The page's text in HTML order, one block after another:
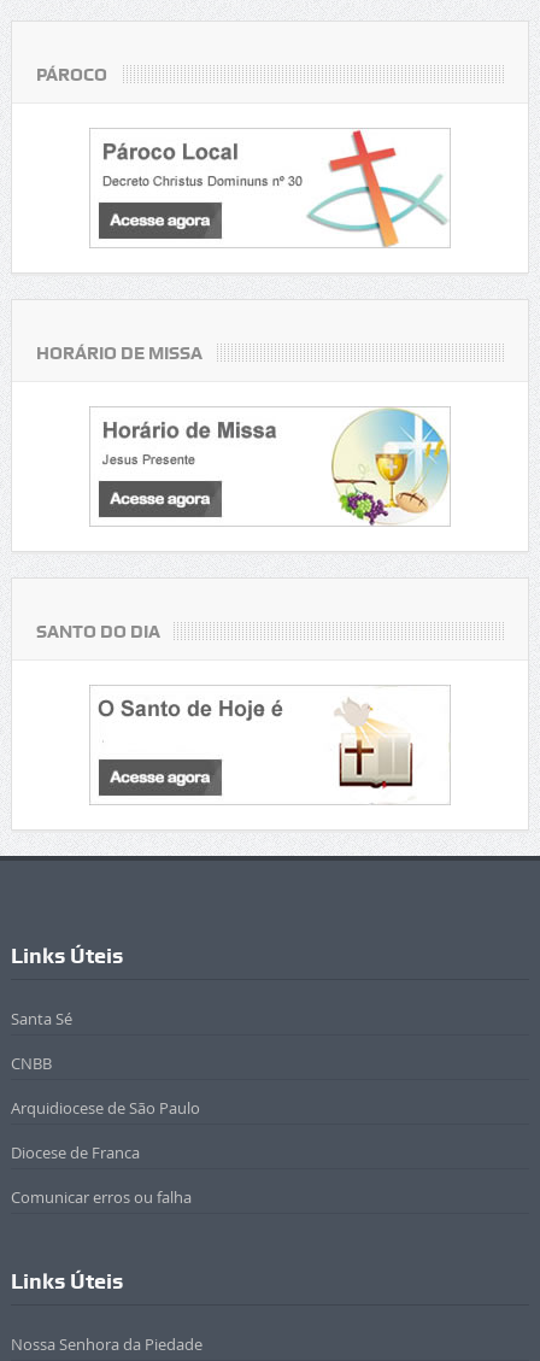
PÁROCO
HORÁRIO DE MISSA
SANTO DO DIA
Links Úteis
Santa Sé
CNBB
Arquidiocese de São Paulo
Diocese de Franca
Comunicar erros ou falha
Links Úteis
Nossa Senhora da Piedade